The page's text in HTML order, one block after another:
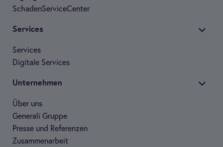
Scha­den­Ser­vice­Cen­ter
Ser­vices
Ser­vices
Digi­tale Ser­vices
Unter­neh­men
Über uns
Gene­rali Gruppe
Presse und Refe­ren­zen
Zusam­men­ar­beit